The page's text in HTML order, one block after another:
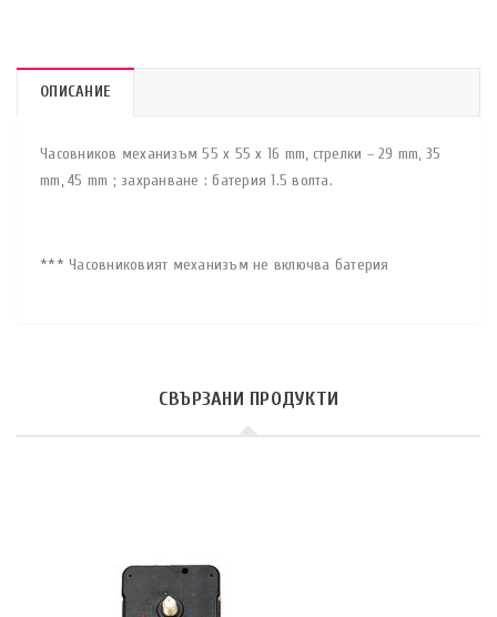
ОПИСАНИЕ
Часовников механизъм 55 x 55 x 16 mm, стрелки – 29 mm, 35
mm, 45 mm ; захранване : батерия 1.5 волта.
*** Часовниковият механизъм не включва батерия
СВЪРЗАНИ ПРОДУКТИ